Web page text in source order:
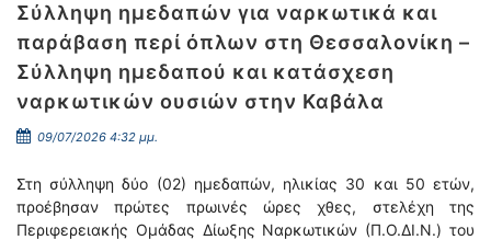
Σύλληψη ημεδαπών για ναρκωτικά και
παράβαση περί όπλων στη Θεσσαλονίκη –
Σύλληψη ημεδαπού και κατάσχεση
ναρκωτικών ουσιών στην Καβάλα
09/07/2026 4:32 μμ.
Στη σύλληψη δύο (02) ημεδαπών, ηλικίας 30 και 50 ετών,
προέβησαν πρώτες πρωινές ώρες χθες, στελέχη της
Περιφερειακής Ομάδας Δίωξης Ναρκωτικών (Π.Ο.ΔΙ.Ν.) του